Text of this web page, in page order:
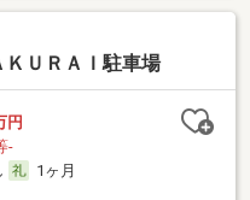
ＫＵＲＡＩ駐車場
円
-
1ヶ月